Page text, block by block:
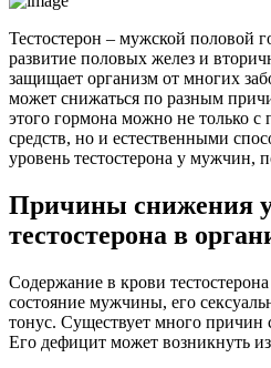
Тестостерон – мужской половой
развитие половых желез и
защищает организм от многих
может снижаться по разным
этого гормона можно не только
средств, но и естественными
уровень тестостерона у мужчин,
Причины снижения
тестостерона в
Содержание в крови
состояние мужчины, его
тонус. Существует много причин
Его дефицит может возникнуть